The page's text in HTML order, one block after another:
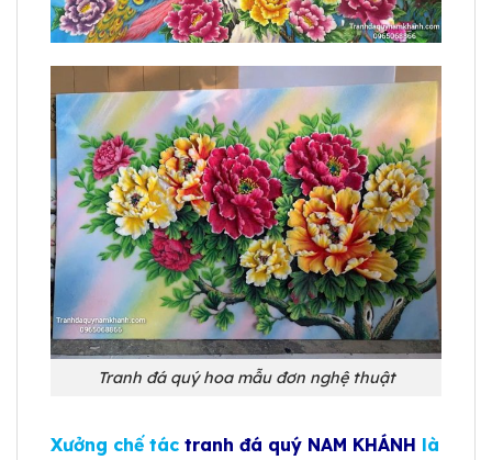
Tranh đá quý hoa mẫu đơn nghệ thuật
Xưởng chế tác tranh đá quý NAM KHÁNH là